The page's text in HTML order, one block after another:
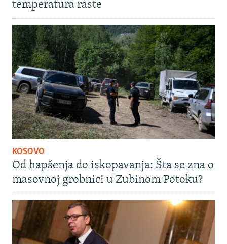
temperatura raste
KOSOVO
Od hapšenja do iskopavanja: Šta se zna o
masovnoj grobnici u Zubinom Potoku?